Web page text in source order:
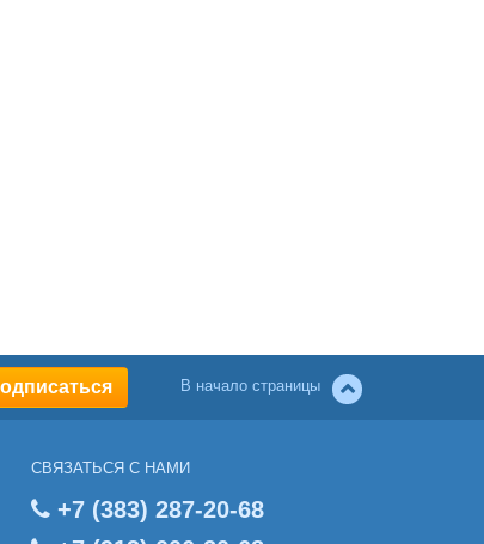
В начало страницы
СВЯЗАТЬСЯ С НАМИ
+7 (383) 287-20-68